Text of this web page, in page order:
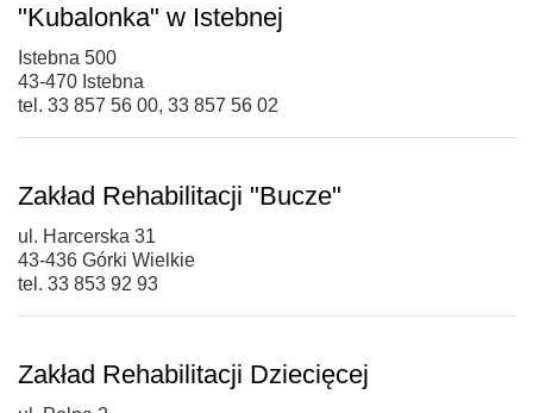
"Kubalonka" w Istebnej
Istebna 500
43-470 Istebna
tel. 33 857 56 00, 33 857 56 02
Zakład Rehabilitacji "Bucze"
ul. Harcerska 31
43-436 Górki Wielkie
tel. 33 853 92 93
Zakład Rehabilitacji Dziecięcej